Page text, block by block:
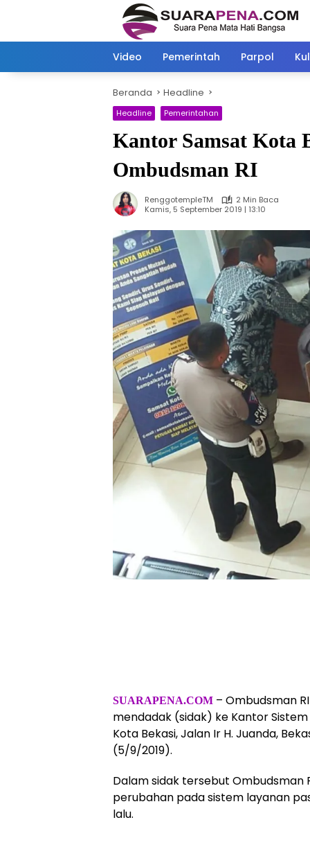
Video
Pemerintah Parpol
Beranda Headline
Headline Pemerintahan
Kantor Samsat Kota
Ombudsman RI
RenggotempleTM
2 Min Baca
Kamis, 5 September 2019 | 13:10
SUARAPENA.COM – Ombudsman
mendadak (sidak) ke Kantor
Kota Bekasi, Jalan Ir H. Juanda,
(5/9/2019).
Dalam sidak tersebut Ombudsman
perubahan pada sistem layanan
lalu.